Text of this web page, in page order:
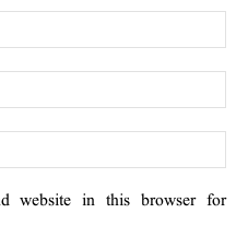
website in this browser for